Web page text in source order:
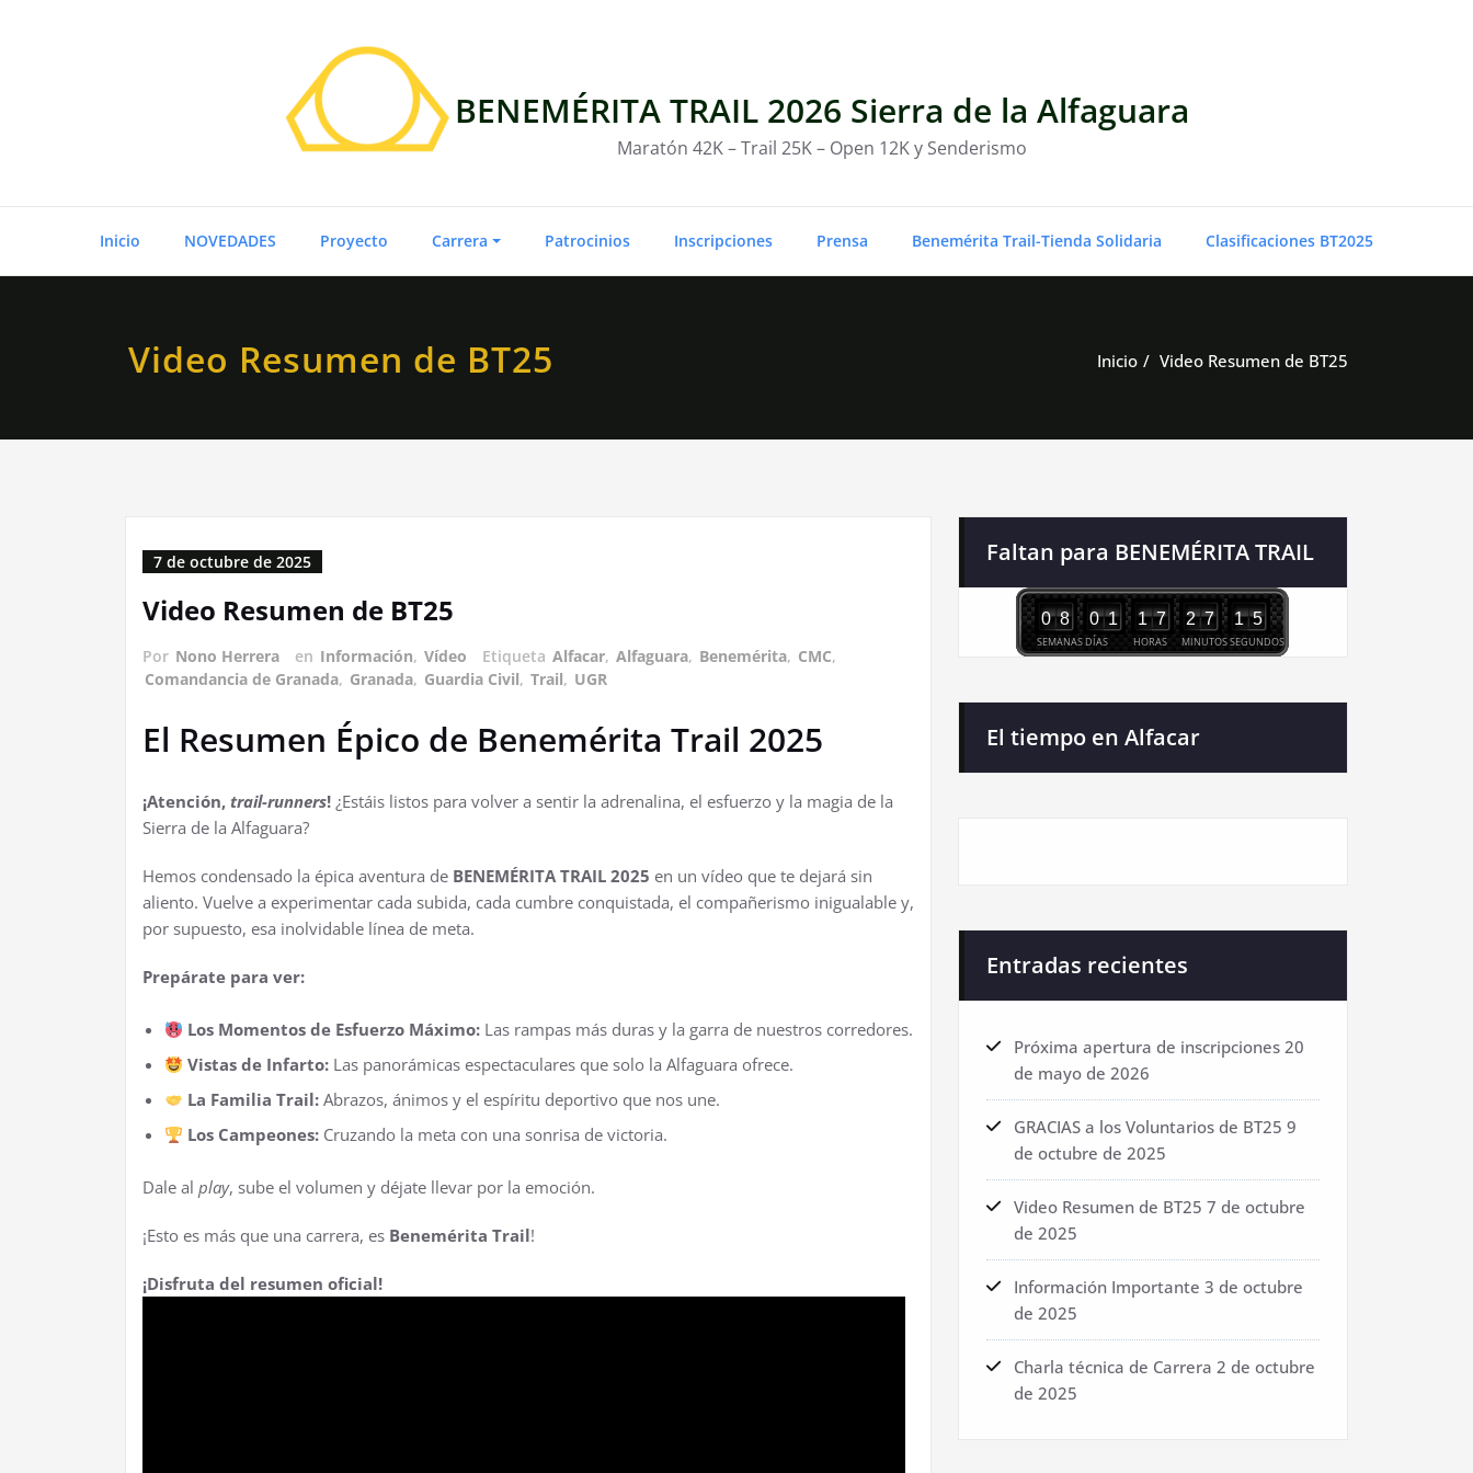
BENEMÉRITA TRAIL 2026 Sierra de la Alfaguara
Maratón 42K – Trail 25K – Open 12K y Senderismo
Inicio NOVEDADES Proyecto Carrera Patrocinios Inscripciones Prensa Benemérita Trail-Tienda Solidaria Clasificaciones BT2025
Video Resumen de BT25 Inicio Video Resumen de BT25
7 de octubre de 2025
Video Resumen de BT25
Por Nono Herrera en Información, Vídeo Etiqueta Alfacar, Alfaguara, Benemérita, CMC,
Comandancia de Granada, Granada, Guardia Civil, Trail, UGR
El Resumen Épico de Benemérita Trail 2025
¡Atención, trail-runners! ¿Estáis listos para volver a sentir la adrenalina, el esfuerzo y la magia de la
Sierra de la Alfaguara?
Hemos condensado la épica aventura de BENEMÉRITA TRAIL 2025 en un vídeo que te dejará sin
aliento. Vuelve a experimentar cada subida, cada cumbre conquistada, el compañerismo inigualable y,
por supuesto, esa inolvidable línea de meta.
Prepárate para ver:
Los Momentos de Esfuerzo Máximo: Las rampas más duras y la garra de nuestros corredores.
Vistas de Infarto: Las panorámicas espectaculares que solo la Alfaguara ofrece.
La Familia Trail: Abrazos, ánimos y el espíritu deportivo que nos une.
Los Campeones: Cruzando la meta con una sonrisa de victoria.
Dale al play, sube el volumen y déjate llevar por la emoción.
¡Esto es más que una carrera, es Benemérita Trail!
¡Disfruta del resumen oficial!
Faltan para BENEMÉRITA TRAIL
SEMANAS
0 8
DÍAS
0 1
HORAS
1 7
MINUTOS
2 7
SEGUNDOS
1 4
El tiempo en Alfacar
Entradas recientes
Próxima apertura de inscripciones 20
de mayo de 2026
GRACIAS a los Voluntarios de BT25 9
de octubre de 2025
Video Resumen de BT25 7 de octubre
de 2025
Información Importante 3 de octubre
de 2025
Charla técnica de Carrera 2 de octubre
de 2025